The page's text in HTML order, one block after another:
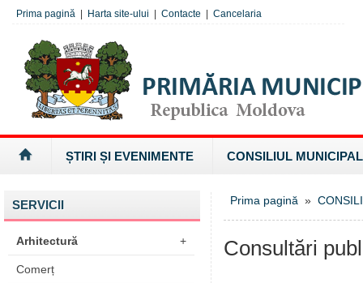
Prima pagină Harta site-ului Contacte Cancelaria
ȘTIRI ȘI EVENIMENTE CONSILIUL MUNICIPAL
SERVICII
Arhitectură +
Comerț
Prima pagină »
Consultări